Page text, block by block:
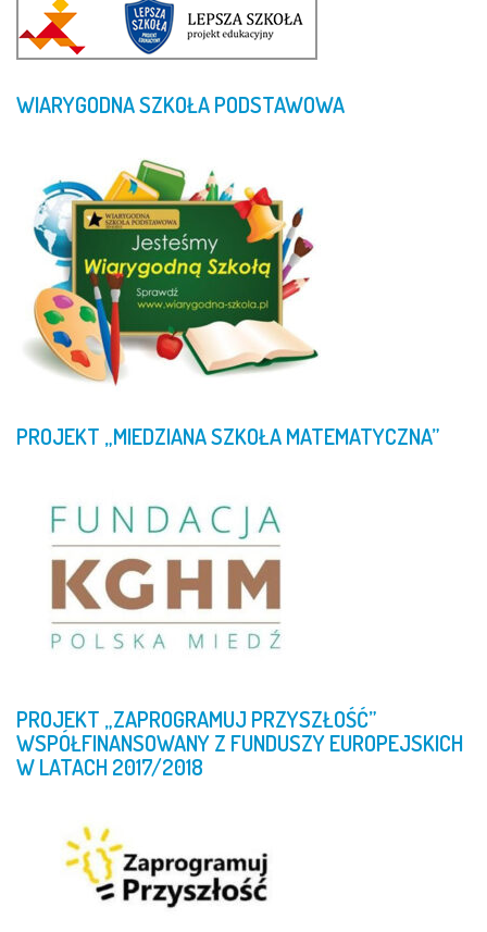
WIARYGODNASZKOŁAPODSTAWOWA
PROJEKT „MIEDZIANASZKOŁAMATEMATYCZNA”
PROJEKT „ZAPROGRAMUJ PRZYSZŁOŚĆ”
WSPÓŁFINANSOWANYZ FUNDUSZYEUROPEJSKICH
WLATACH2017/2018